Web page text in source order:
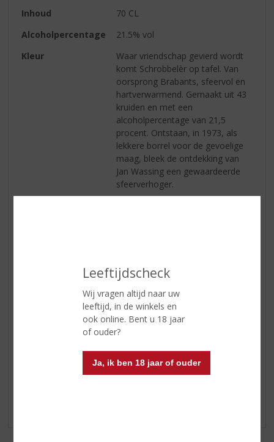
Leeftijdscheck
Wij vragen altijd naar uw
leeftijd, in de winkels en
ook online. Bent u 18 jaar
of ouder?
Ja, ik ben 18 jaar of ouder
Inhoud
70 CL
Alcoholpercentage
21.5% vol
Kleur
Waar vriendschap gevierd wordt
komt Schrobbelèr op tafel. Van
oorsprong Brabants, sfeervol en
hartverwarmend. Gemaakt uit 43
kruiden en met een
alcoholpercentage van 21,5
procent. Ontstaan, in 1973, als
lekkere borrel voor de gevoelige
maag, bleek de ontdekking van
Jan Wassing een gewaardeerde
sfeerverhoger.
vullen
een zachte en verwarmende
afdronk
Reviews